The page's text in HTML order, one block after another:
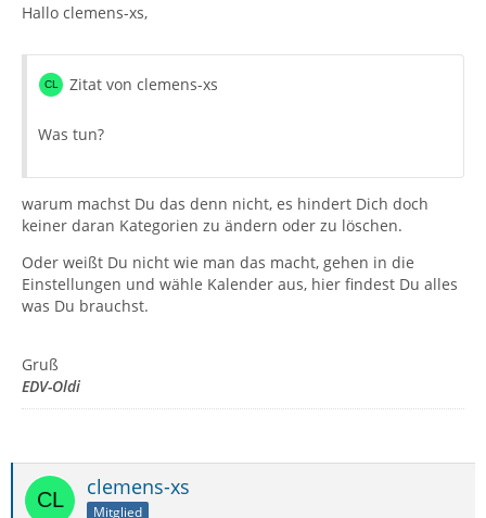
Hallo clemens-xs,
Zitat von clemens-xs
Was tun?
warum machst Du das denn nicht, es hindert Dich doch
keiner daran Kategorien zu ändern oder zu löschen.
Oder weißt Du nicht wie man das macht, gehen in die
Einstellungen und wähle Kalender aus, hier findest Du alles
was Du brauchst.
Gruß
EDV-Oldi
clemens-xs
Mitglied